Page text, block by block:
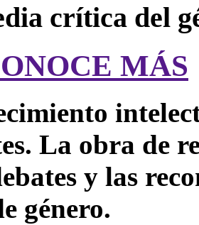
crítica del
MÁS
La obra de
y las
género.